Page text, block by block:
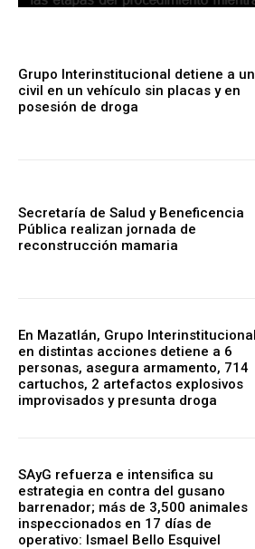
Grupo Interinstitucional detiene a un
civil en un vehículo sin placas y en
posesión de droga
Secretaría de Salud y Beneficencia
Pública realizan jornada de
reconstrucción mamaria
En Mazatlán, Grupo Interinstitucional
en distintas acciones detiene a 6
personas, asegura armamento, 714
cartuchos, 2 artefactos explosivos
improvisados y presunta droga
SAyG refuerza e intensifica su
estrategia en contra del gusano
barrenador; más de 3,500 animales
inspeccionados en 17 días de
operativo: Ismael Bello Esquivel